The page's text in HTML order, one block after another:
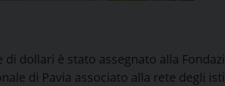
dollari è stato assegnato alla
di Pavia associato alla rete degli